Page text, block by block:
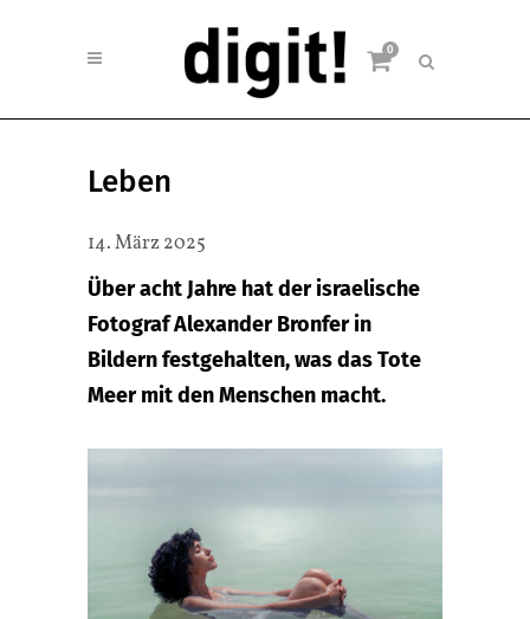
0
Leben
14. März 2025
Über acht Jahre hat der israelische
Fotograf Alexander Bronfer in
Bildern festgehalten, was das Tote
Meer mit den Menschen macht.